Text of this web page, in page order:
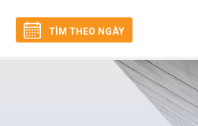
TÌM THEO NGÀY